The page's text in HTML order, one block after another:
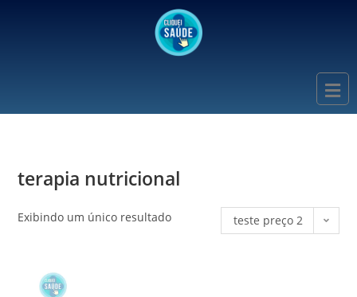
terapia nutricional
Exibindo um único resultado teste preço 2